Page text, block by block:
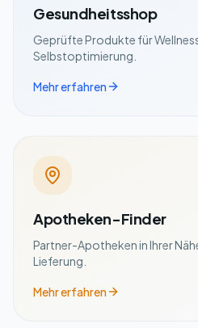
Gesundheitsshop
Geprüfte Produkte für
Selbstoptimierung.
Mehr erfahren
Apotheken-Finder
Partner-Apotheken in Ihrer
Lieferung.
Mehr erfahren